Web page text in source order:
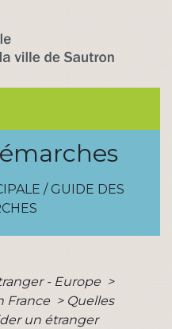
/ GUIDE DES
- Europe >
France > Quelles
un étranger